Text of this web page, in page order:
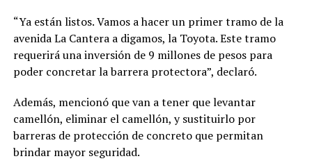
“Ya están listos. Vamos a hacer un primer tramo de la
avenida La Cantera a digamos, la Toyota. Este tramo
requerirá una inversión de 9 millones de pesos para
poder concretar la barrera protectora”, declaró.
Además, mencionó que van a tener que levantar
camellón, eliminar el camellón, y sustituirlo por
barreras de protección de concreto que permitan
brindar mayor seguridad.